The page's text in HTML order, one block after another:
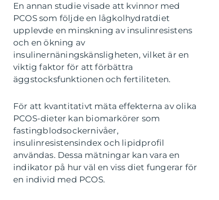
En annan studie visade att kvinnor med
PCOS som följde en lågkolhydratdiet
upplevde en minskning av insulinresistens
och en ökning av
insulinernäningskänsligheten, vilket är en
viktig faktor för att förbättra
äggstocksfunktionen och fertiliteten.
För att kvantitativt mäta effekterna av olika
PCOS-dieter kan biomarkörer som
fastingblodsockernivåer,
insulinresistensindex och lipidprofil
användas. Dessa mätningar kan vara en
indikator på hur väl en viss diet fungerar för
en individ med PCOS.